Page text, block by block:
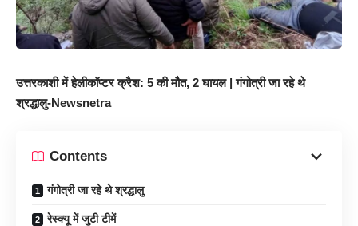
उत्तरकाशी में हेलीकॉप्टर क्रैश: 5 की मौत, 2 घायल | गंगोत्री जा रहे थे
श्रद्धालु-Newsnetra
Contents
गंगोत्री जा रहे थे श्रद्धालु
रेस्क्यू में जुटी टीमें